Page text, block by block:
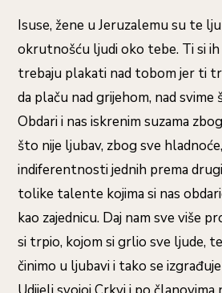
Isuse, žene u Jeruzalemu su te
okrutnošću ljudi oko tebe. Ti si ih
trebaju plakati nad tobom jer ti
da plaču nad grijehom, nad svime
Obdari i nas iskrenim suzama
što nije ljubav, zbog sve
indiferentnosti jednih prema
tolike talente kojima si nas
kao zajednicu. Daj nam sve više
si trpio, kojom si grlio sve ljude,
činimo u ljubavi i tako se